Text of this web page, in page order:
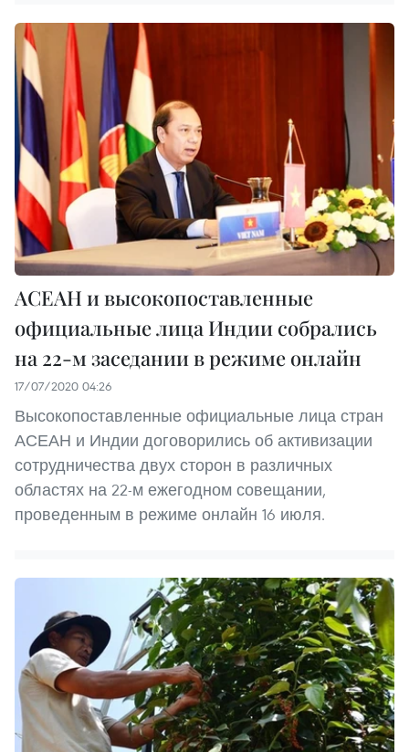
АСЕАН и высокопоставленные
официальные лица Индии собрались
на 22-м заседании в режиме онлайн
17/07/2020 04:26
Высокопоставленные официальные лица стран
АСЕАН и Индии договорились об активизации
сотрудничества двух сторон в различных
областях на 22-м ежегодном совещании,
проведенным в режиме онлайн 16 июля.